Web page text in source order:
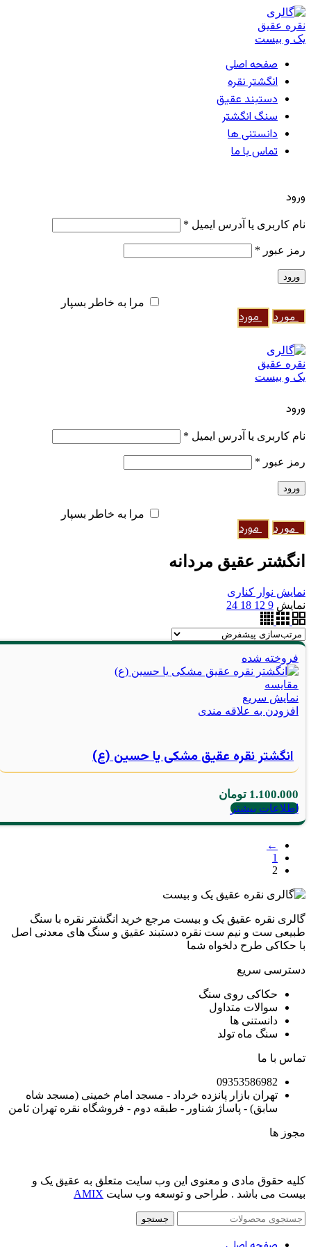
صفحه اصلی
انگشتر نقره
دستبند عقیق
سنگ انگشتر
دانستنی ها
تماس با ما
ورود
نام کاربری یا آدرس ایمیل *
رمز عبور *
ورود
مرا به خاطر بسپار
مورد مورد
ورود
نام کاربری یا آدرس ایمیل *
رمز عبور *
ورود
مرا به خاطر بسپار
مورد مورد
انگشتر عقیق مردانه
نمایش نوار کناری
نمایش 9
12
18
24
فروخته شده
مقايسه
نمایش سریع
افزودن به علاقه مندی
انگشتر نقره عقیق مشکی یا حسین (ع)
1.100.000 تومان
اطلاعات بیشتر
←
1
2
گالری نقره عقیق یک و بیست مرجع خرید انگشتر نقره با سنگ
طبیعی ست و نیم ست نقره دستبند عقیق و سنگ های معدنی اصل
با حکاکی طرح دلخواه شما
دسترسی سریع
حکاکی روی سنگ
سوالات متداول
دانستنی ها
سنگ ماه تولد
تماس با ما
09353586982
تهران بازار پانزده خرداد - مسجد امام خمینی (مسجد شاه
سابق) - پاساژ شناور - طبقه دوم - فروشگاه نقره تهران ثامن
مجوز ها
کلیه حقوق مادی و معنوی این وب سایت متعلق به عقیق یک و
بیست می باشد . طراحی و توسعه وب سایت AMIX
جستجو